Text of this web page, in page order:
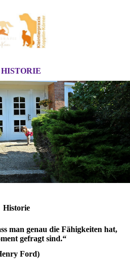
HISTORIE
Historie
man genau die Fähigkeiten hat,
gefragt sind.“
Ford)